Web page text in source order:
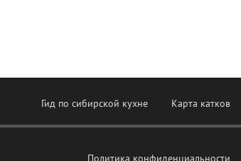
Гид по сибирской кухне Карта катков
Политика конфиденциальности